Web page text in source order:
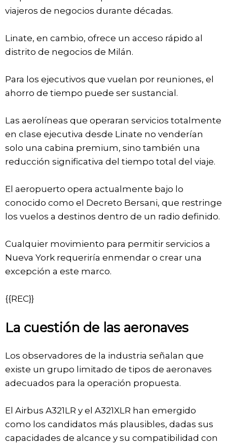
viajeros de negocios durante décadas.
Linate, en cambio, ofrece un acceso rápido al
distrito de negocios de Milán.
Para los ejecutivos que vuelan por reuniones, el
ahorro de tiempo puede ser sustancial.
Las aerolíneas que operaran servicios totalmente
en clase ejecutiva desde Linate no venderían
solo una cabina premium, sino también una
reducción significativa del tiempo total del viaje.
El aeropuerto opera actualmente bajo lo
conocido como el Decreto Bersani, que restringe
los vuelos a destinos dentro de un radio definido.
Cualquier movimiento para permitir servicios a
Nueva York requeriría enmendar o crear una
excepción a este marco.
{{REC}}
La cuestión de las aeronaves
Los observadores de la industria señalan que
existe un grupo limitado de tipos de aeronaves
adecuados para la operación propuesta.
El Airbus A321LR y el A321XLR han emergido
como los candidatos más plausibles, dadas sus
capacidades de alcance y su compatibilidad con